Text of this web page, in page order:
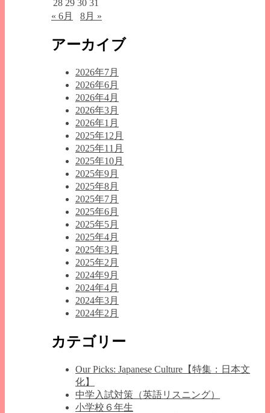
28 29 30 31
« 6月
8月 »
アーカイブ
2026年7月
2026年6月
2026年4月
2026年3月
2026年1月
2025年12月
2025年11月
2025年10月
2025年9月
2025年8月
2025年7月
2025年6月
2025年5月
2025年4月
2025年3月
2025年2月
2024年9月
2024年4月
2024年3月
2024年2月
カテゴリー
Our Picks: Japanese Culture【特集：日本文
化】
中学入試対策（英語リスニング）
小学校６年生